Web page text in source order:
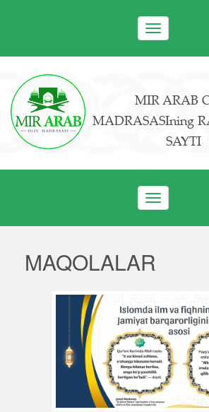
Toggle
navigation
MIR ARAB
MADRASASIning
SAYTI
Toggle
navigation
MAQOLALAR